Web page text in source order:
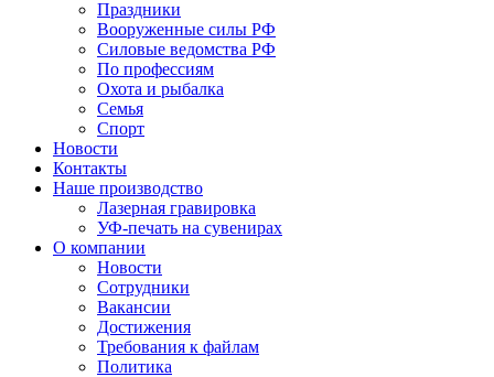
Праздники
Вооруженные силы РФ
Силовые ведомства РФ
По профессиям
Охота и рыбалка
Семья
Спорт
Новости
Контакты
Наше производство
Лазерная гравировка
УФ-печать на сувенирах
О компании
Новости
Сотрудники
Вакансии
Достижения
Требования к файлам
Политика